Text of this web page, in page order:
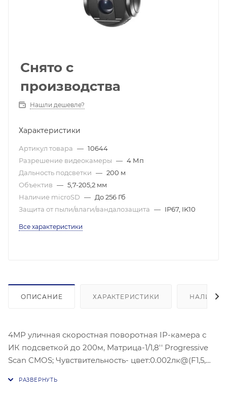
Снято с
производства
Нашли дешевле?
Характеристики
Артикул товара — 10644
Разрешение видеокамеры — 4 Мп
Дальность подсветки — 200 м
Объектив — 5,7-205,2 мм
Наличие microSD — До 256 Гб
Защита от пыли/влаги/вандалозащита — IP67, IK10
Все характеристики
ОПИСАНИЕ ХАРАКТЕРИСТИКИ НАЛИЧИЕ
4МР уличная скоростная поворотная IP-камера с
ИК подсветкой до 200м, Матрица-1/1,8'' Progressive
Scan CMOS; Чувствительность- цвет:0.002лк@(F1,5,